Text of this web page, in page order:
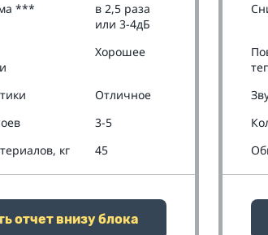
***
в 2,5 раза
или 3-4дБ
Хорошее
Отличное
3-5
кг
45
отчет внизу блока